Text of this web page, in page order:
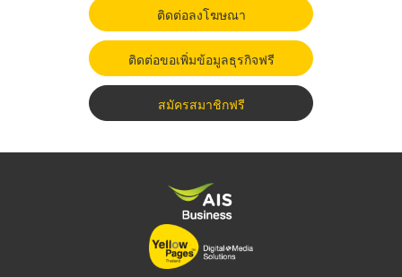
ติดต่อลงโฆษณา
ติดต่อขอเพิ่มข้อมูลธุรกิจฟรี
สมัครสมาชิกฟรี